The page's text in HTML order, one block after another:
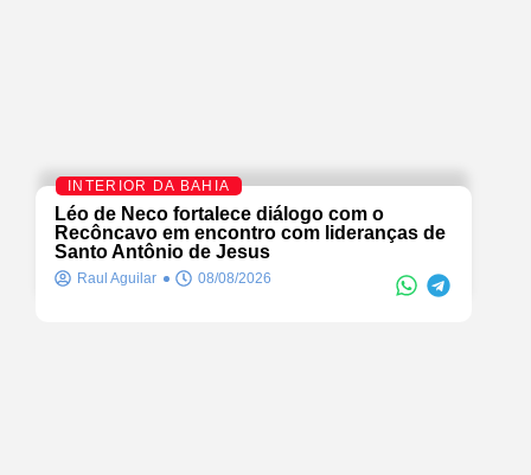
INTERIOR DA BAHIA
Léo de Neco fortalece diálogo com o
Recôncavo em encontro com lideranças de
Santo Antônio de Jesus
Raul Aguilar 08/08/2026